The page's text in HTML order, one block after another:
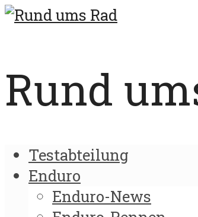
Rund
Testabteilung
Enduro
Enduro-News